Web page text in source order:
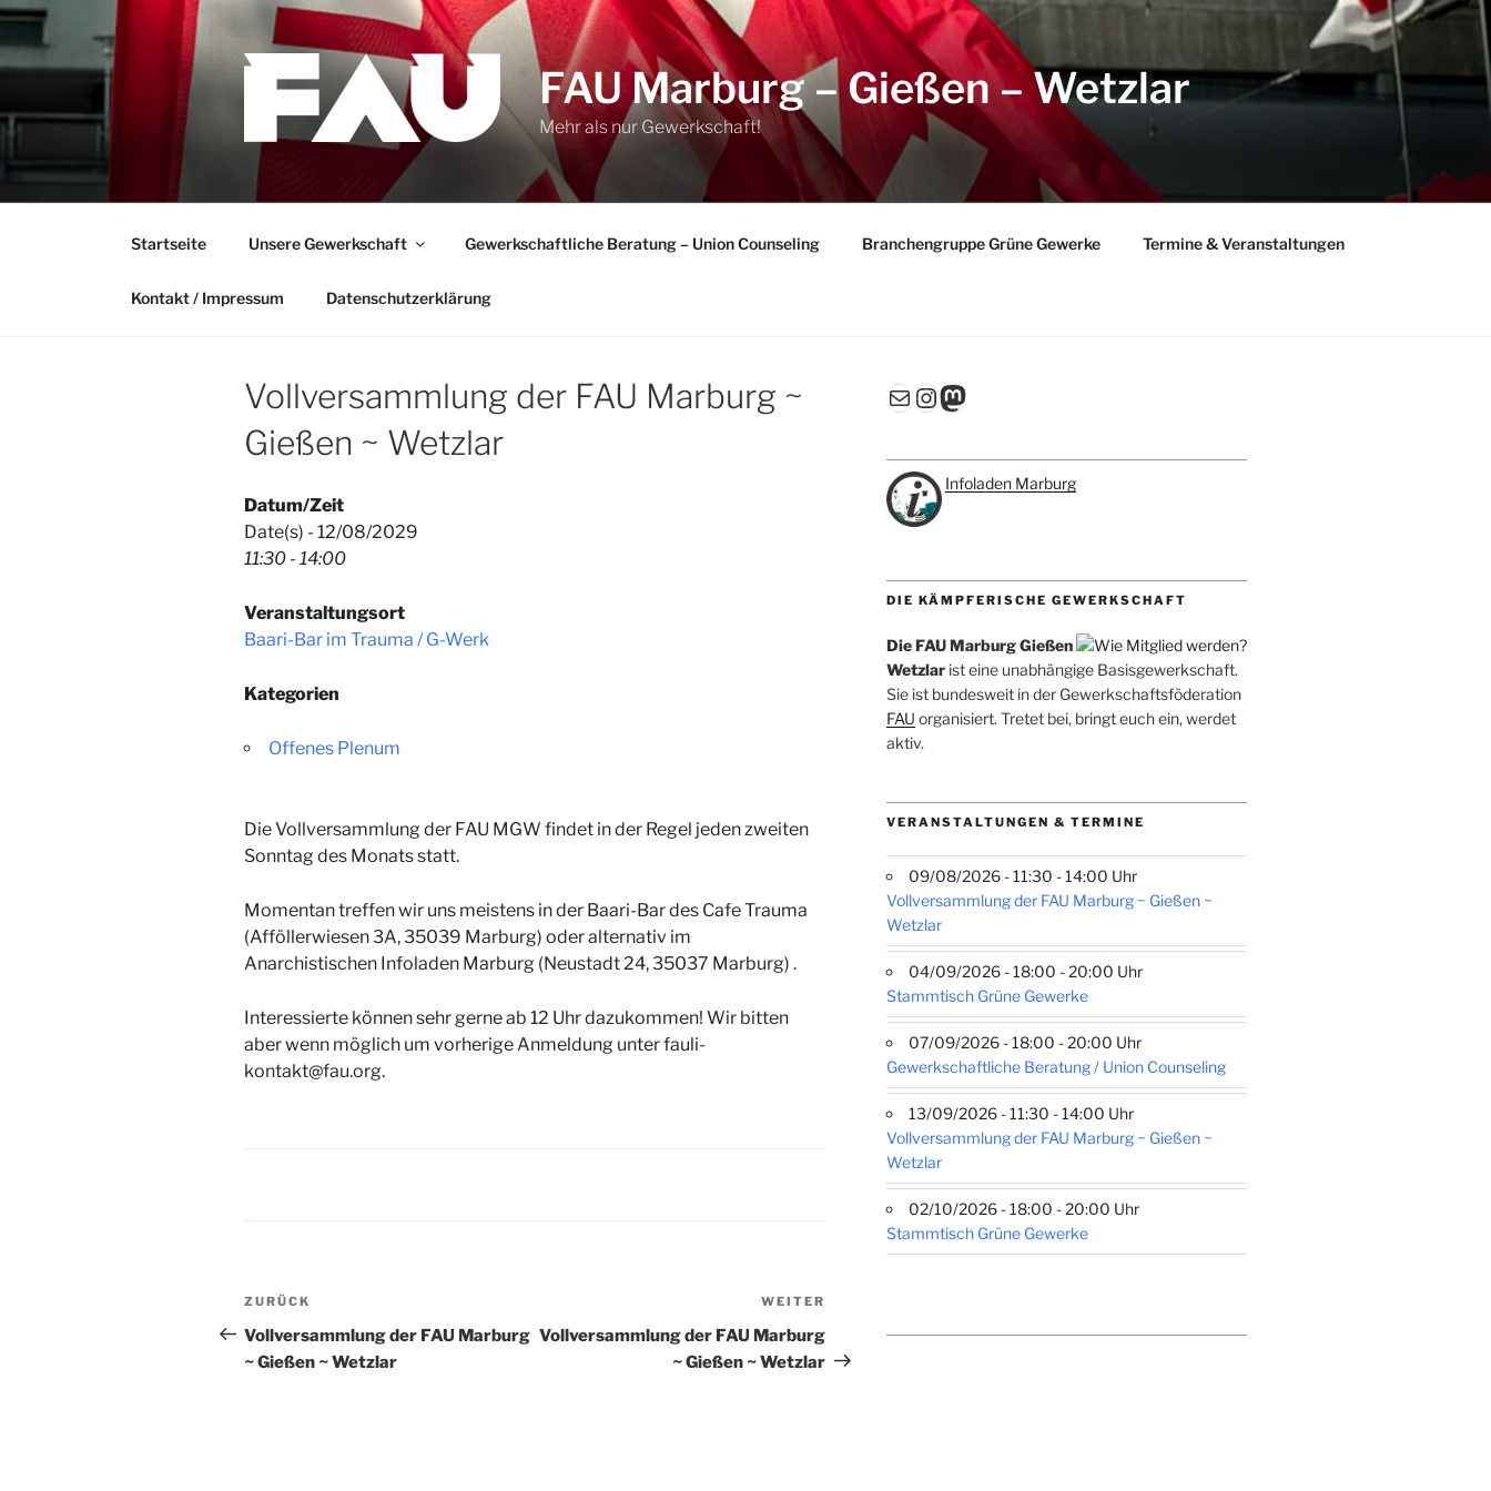
Zum
Inhalt
springen
FAU Marburg – Gießen – Wetzlar
Mehr als nur Gewerkschaft!
Startseite Unsere Gewerkschaft Gewerkschaftliche Beratung – Union Counseling Branchengruppe Grüne Gewerke Termine & Veranstaltungen
Kontakt / Impressum Datenschutzerklärung
Vollversammlung der FAU Marburg ~
Gießen ~ Wetzlar
Datum/Zeit
Date(s) - 12/08/2029
11:30 - 14:00
Veranstaltungsort
Baari-Bar im Trauma / G-Werk
Kategorien
Offenes Plenum
Die Vollversammlung der FAU MGW findet in der Regel jeden zweiten
Sonntag des Monatsstatt.
Momentan treffen wir uns meistens in der Baari-Bar des Cafe Trauma
(Afföllerwiesen 3A, 35039 Marburg) oder alternativ im
Anarchistischen Infoladen Marburg (Neustadt 24, 35037 Marburg) .
Interessierte können sehr gerne ab 12 Uhr dazukommen! Wir bitten
aber wenn möglich um vorherige Anmeldung unter fauli-
kontakt@fau.org.
Beitragsnavigation
Vorheriger
Beitrag
ZURÜCK
Vollversammlung der FAU Marburg
~ Gießen ~ Wetzlar
Beitrag
WEITER
Vollversammlung der FAU Marburg
~ Gießen ~ Wetzlar
E-MailInstagram
Mastodon
Infoladen Marburg
DIE KÄMPFERISCHE GEWERKSCHAFT
Die FAU Marburg Gießen
Wetzlarist eine unabhängige Basisgewerkschaft.
Sie ist bundesweit in der Gewerkschaftsföderation
FAU organisiert. Tretet bei, bringt euch ein, werdet
aktiv.
VERANSTALTUNGEN & TERMINE
09/08/2026 - 11:30 - 14:00 Uhr
Vollversammlung der FAU Marburg ~ Gießen ~
Wetzlar
04/09/2026 - 18:00 - 20:00 Uhr
Stammtisch Grüne Gewerke
07/09/2026 - 18:00 - 20:00 Uhr
Gewerkschaftliche Beratung / Union Counseling
13/09/2026 - 11:30 - 14:00 Uhr
Vollversammlung der FAU Marburg ~ Gießen ~
Wetzlar
02/10/2026 - 18:00 - 20:00 Uhr
Stammtisch Grüne Gewerke